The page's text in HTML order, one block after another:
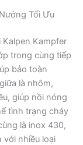
Tối Ưu
Kampfer
trong cùng tiếp
bảo toàn
là nhôm,
giúp nồi nóng
tình trạng cháy
là inox 430,
nhiều loại